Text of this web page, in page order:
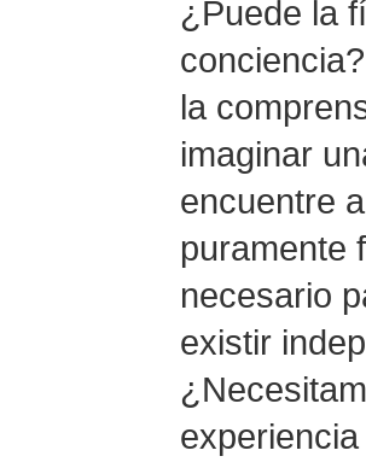
¿Puede la
la
imaginar
encuentre
puramente
necesario
existir